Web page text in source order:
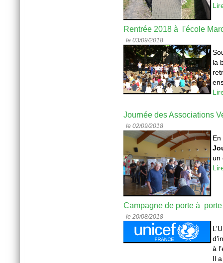
Rentrée 2018 à l'école
le 03/09/2018
la
Journée des Associations
le 02/09/2018
un
Campagne de porte à
le 20/08/2018
à
Il